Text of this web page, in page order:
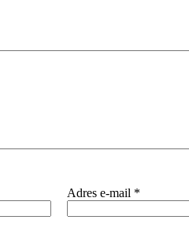
Adres e-mail *